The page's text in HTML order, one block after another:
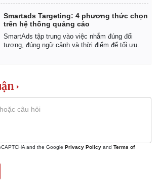
Vũ khí
Smartads Targeting: 4 phương thức chọn
trên hệ thống quảng cáo
SmartAds tập trung vào việc nhắm đúng đối
tượng, đúng ngữ cảnh và thời điểm để tối ưu.
and the Google Privacy Policy and Terms of